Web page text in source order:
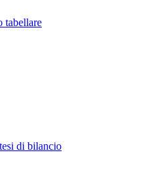
tabellare
di bilancio